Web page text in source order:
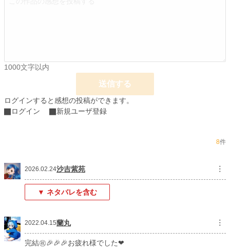
※他のサイトにも投稿してます。
「Copyright（C）2022-九頭竜坂まほろん」
表紙素材はあぐりりんこ様よりお借りしております。
お気に入り
24h.ポイント 14 pt
10,006
更新日時
初回公開日時 2022.04.12 12:01
1000文字以内
送信する
ログインすると感想の投稿ができます。
ログイン
新規ユーザ登録
8件
2026.02.24沙吉紫苑 ︙
▼ ネタバレを含む
2022.04.15蘭丸 ︙
完結㊗🎉🎉🎉お疲れ様でした❤